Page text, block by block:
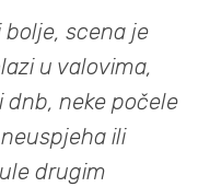
scena je
u valovima,
dnb, neke počele
ili
drugim